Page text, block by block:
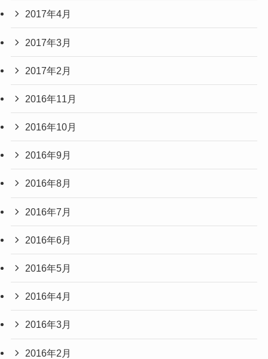
2017年4月
2017年3月
2017年2月
2016年11月
2016年10月
2016年9月
2016年8月
2016年7月
2016年6月
2016年5月
2016年4月
2016年3月
2016年2月